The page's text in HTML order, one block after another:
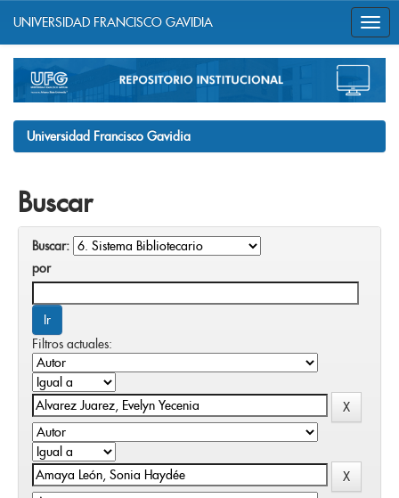
navigation
UNIVERSIDAD FRANCISCO GAVIDIA
Universidad Francisco Gavidia
Buscar
Buscar:
por
Filtros actuales: